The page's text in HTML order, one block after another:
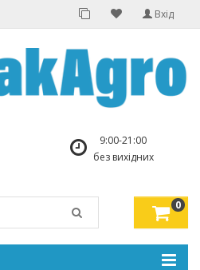
Вхід
9:00-21:00
без вихідних
0